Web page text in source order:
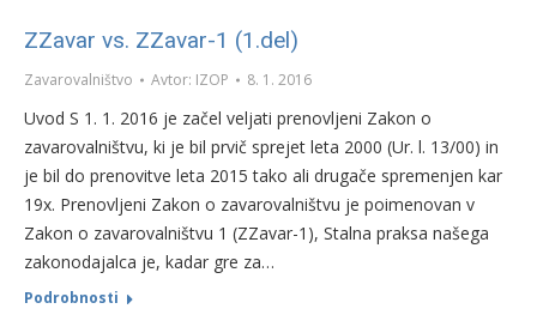
ZZavar vs. ZZavar-1 (1.del)
Zavarovalništvo Avtor: IZOP 8. 1. 2016
Uvod S 1. 1. 2016 je začel veljati prenovljeni Zakon o
zavarovalništvu, ki je bil prvič sprejet leta 2000 (Ur. l. 13/00) in
je bil do prenovitve leta 2015 tako ali drugače spremenjen kar
19x. Prenovljeni Zakon o zavarovalništvu je poimenovan v
Zakon o zavarovalništvu 1 (ZZavar-1), Stalna praksa našega
zakonodajalca je, kadar gre za…
Podrobnosti